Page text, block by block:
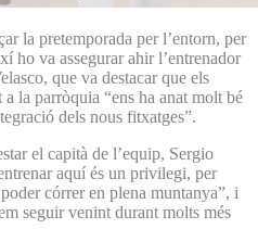
la pretemporada per l’entorn, per
ho va assegurar ahir l’entrenador
que va destacar que els
a la parròquia “ens ha anat molt bé
dels nous fitxatges”.
el capità de l’equip, Sergio
aquí és un privilegi, per
córrer en plena muntanya”, i
seguir venint durant molts més